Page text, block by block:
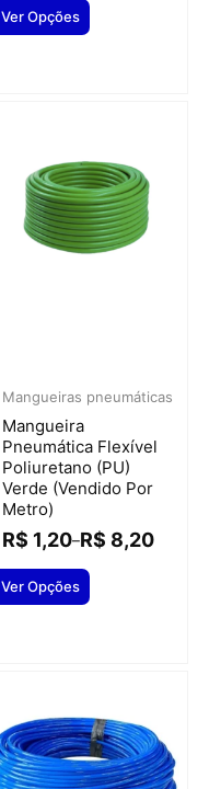
Ver Opções
Mangueiras pneumáticas
Mangueira
Pneumática Flexível
Poliuretano (PU)
Verde (vendido Por
Metro)
R$ 1,20–R$ 8,20
Ver Opções